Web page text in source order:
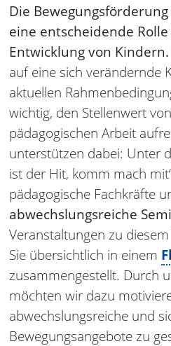
Die
eine entscheidende
Entwicklung von Kindern.
auf eine sich verändernde
aktuellen
wichtig, den Stellenwert
pädagogischen Arbeit
unterstützen dabei: Unter
ist der Hit, komm mach
pädagogische Fachkräfte
abwechslungsreiche
Veranstaltungen zu
Sie übersichtlich in einem
zusammengestellt. Durch
möchten wir dazu
abwechslungsreiche und
Bewegungsangebote zu